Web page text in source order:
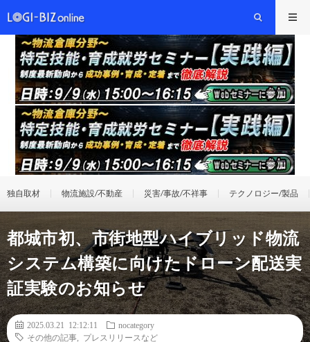
独自取材 物流施設/不動産 災害/事故/不祥事 テクノロジー/製品
都城市初、市街地型ハイブリッド物流
システム構築に向けたドローン配送実
証実験のお知らせ
2025.03.21 12:12:11
nocategory
その他の記事
プレスリリースなど